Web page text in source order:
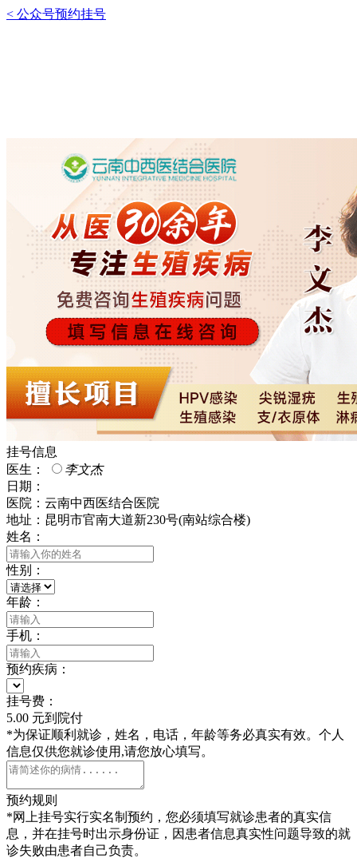
< 公众号预约挂号
挂号信息
医生 ：
李文杰
日期 ：
医院 ：云南中西医结合医院
地址 ：昆明市官南大道新230号(南站综合楼)
姓名 ：
性别 ：
年龄 ：
手机 ：
预约疾病 ：
挂号费 ：
5.00 元到院付
*为保证顺利就诊，姓名，电话，年龄等务必真实有效。个人
信息仅供您就诊使用,请您放心填写。
预约规则
*网上挂号实行实名制预约，您必须填写就诊患者的真实信
息，并在挂号时出示身份证，因患者信息真实性问题导致的就
诊失败由患者自己负责。